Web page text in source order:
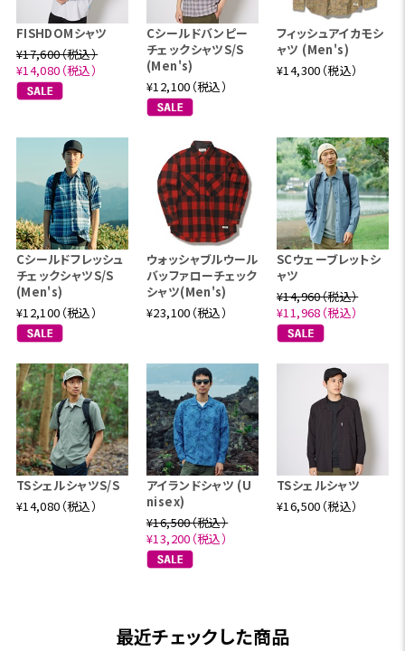
FISHDOMシャツ
¥17,600（税込）
¥14,080（税込）
Cシールドバンピー
チェックシャツS/S
(Men's)
¥12,100（税込）
フィッシュアイカモシ
ャツ (Men's)
¥14,300（税込）
Cシールドフレッシュ
チェックシャツS/S
(Men's)
¥12,100（税込）
ウォッシャブルウール
バッファローチェック
シャツ(Men's)
¥23,100（税込）
SCウェーブレットシ
ャツ
¥14,960（税込）
¥11,968（税込）
TSシェルシャツS/S
¥14,080（税込）
アイランドシャツ (U
nisex)
¥16,500（税込）
¥13,200（税込）
TSシェルシャツ
¥16,500（税込）
最近チェックした商品